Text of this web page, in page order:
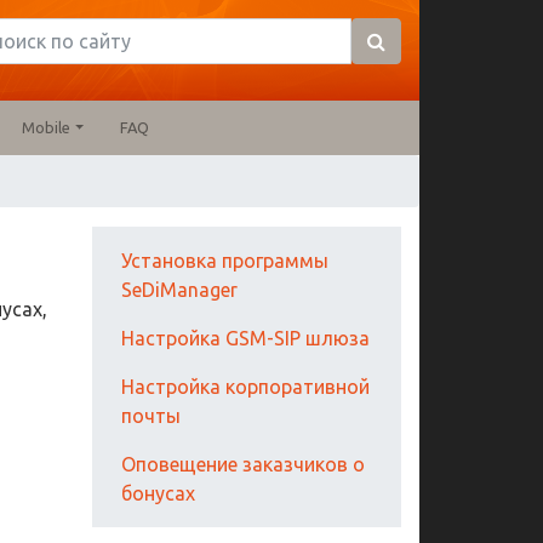
Mobile FAQ
Установка программы
SeDiManager
Настройка GSM-SIP шлюза
Настройка корпоративной
почты
Оповещение заказчиков о
бонусах